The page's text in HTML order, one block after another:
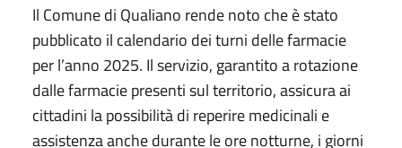
Il Comune di Qualiano rende noto che è stato
pubblicato il calendario dei turni delle farmacie
per l’anno 2025. Il servizio, garantito a rotazione
dalle farmacie presenti sul territorio, assicura ai
cittadini la possibilità di reperire medicinali e
assistenza anche durante le ore notturne, i giorni